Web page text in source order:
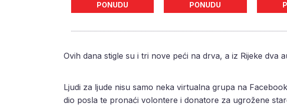
PONUDU
PONUDU
Ovih dana stigle su i tri nove peći na drva, a iz Rijeke dva
Ljudi za ljude nisu samo neka virtualna grupa na
dio posla te pronaći volontere i donatore za ugrožene